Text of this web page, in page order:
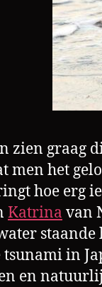
zien graag
men het
hoe erg
Katrina van
staande
tsunami in
en